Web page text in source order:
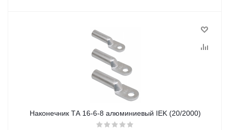
Наконечник ТА 16-6-8 алюминиевый IEK (20/2000)